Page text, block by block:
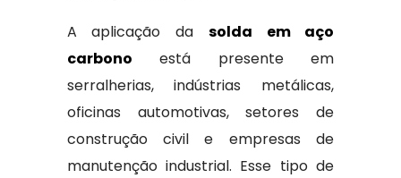
A aplicação da solda em aço
carbono está presente em
serralherias, indústrias metálicas,
oficinas automotivas, setores de
construção civil e empresas de
manutenção industrial. Esse tipo de